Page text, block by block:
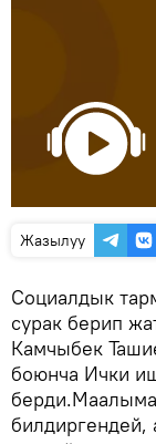
Жазылуу
Социалдык
сурак берип
Камчыбек
боюнча Ички
билдиргендей,